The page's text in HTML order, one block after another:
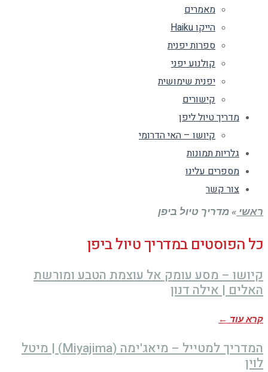
מאמרים
הייקו Haiku
ספרות יפנית
קולנוע יפני
יפנית שימושית
קישורים
מדריך טיול ליפן
קיושו – האי הדרומי
גלריות תמונות
מספרים עלינו
צור קשר
ראשי » מדריך טיול ביפן
כל הפוסטים במדריך טיול ביפן
קיושו – מסע עומק אל עוצמת הטבע ומורשת
האלים | אילה דנון
קרא עוד ←
המדריך למטייל – מיאג'ימה (Miyajima) | מיטל
לוין